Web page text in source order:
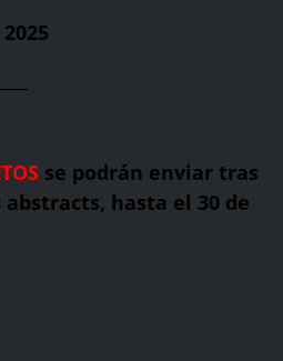
se podrán enviar tras
hasta el 30 de